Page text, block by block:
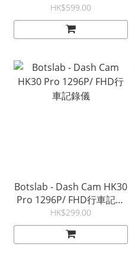
行車記錄儀
HK$599.00
Botslab - Dash Cam HK30
Pro 1296P/ FHD行車記錄
儀
HK$299.00